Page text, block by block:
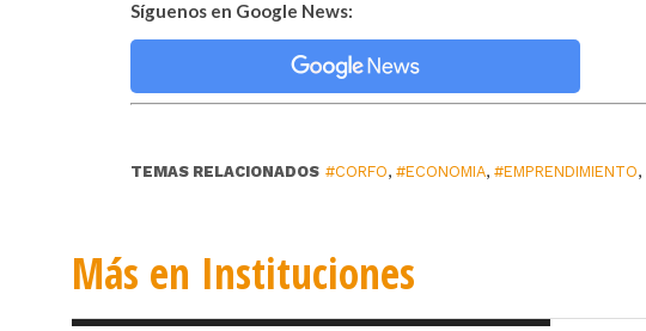
Síguenos en Google News:
TEMAS RELACIONADOS #CORFO,#ECONOMIA,#EMPRENDIMIENTO,
Más en Instituciones